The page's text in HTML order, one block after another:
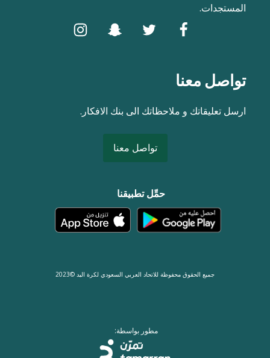
المستجدات.
تواصل معنا
ارسل تعليقاتك و ملاحظاتك الى بنك الافكار.
تواصل معنا
حمِّل تطبيقنا
جميع الحقوق محفوظة للاتحاد العربي السعودي لكرة اليد ©2023
مطور بواسطة: